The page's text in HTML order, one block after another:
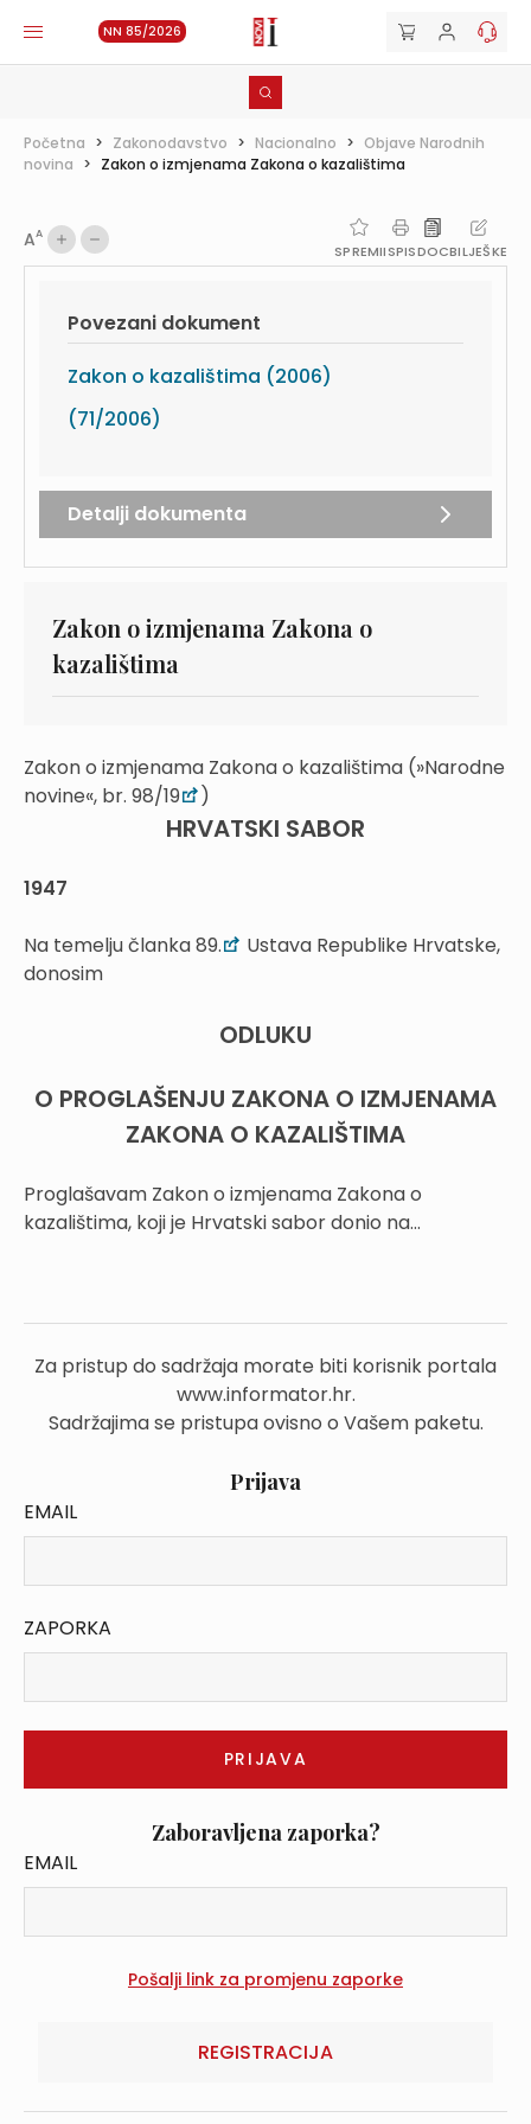
NN 85/2026
Početna > Zakonodavstvo > Nacionalno > Objave Narodnih
novina > Zakon o izmjenama Zakona o kazalištima
AA
SPREMIISPISDOCBILJEŠKE
Povezani dokument
Zakon o kazalištima (2006)
(71/2006)
Detalji dokumenta
Zakon o izmjenama Zakona o
kazalištima
Zakon o izmjenama Zakona o kazalištima (»Narodne
novine«, br. 98/19
)
HRVATSKI SABOR
1947
Na temelju članka 89.
Ustava Republike Hrvatske,
donosim
ODLUKU
O PROGLAŠENJU ZAKONA O IZMJENAMA
ZAKONA O KAZALIŠTIMA
Proglašavam Zakon o izmjenama Zakona o
kazalištima, koji je Hrvatski sabor donio na...
Za pristup do sadržaja morate biti korisnik portala
www.informator.hr.
Sadržajima se pristupa ovisno o Vašem paketu.
Prijava
EMAIL
ZAPORKA
Zaboravljena zaporka?
EMAIL
REGISTRACIJA